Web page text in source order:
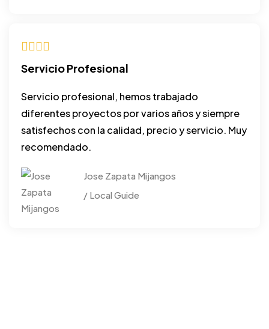
Servicio Profesional
Servicio profesional, hemos trabajado
diferentes proyectos por varios años y siempre
satisfechos con la calidad, precio y servicio. Muy
recomendado.
Jose Zapata Mijangos
/ Local Guide